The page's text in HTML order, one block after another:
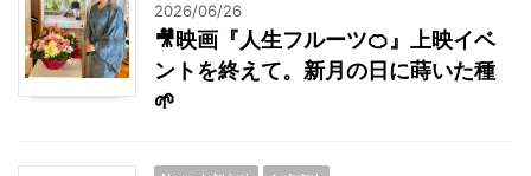
2026/06/26
🎥映画『人生フルーツ🍊』上映イベ
ントを終えて。新月の日に蒔いた種
🌱